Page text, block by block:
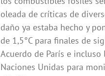
oleada de críticas de
daño ya estaba hecho y
de 1,5°C para finales de
Acuerdo de París e
Naciones Unidas para